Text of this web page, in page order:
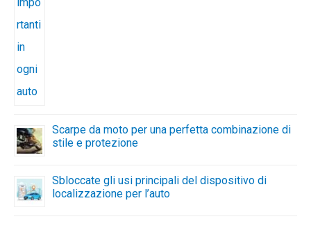
Scarpe da moto per una perfetta combinazione di
stile e protezione
Sbloccate gli usi principali del dispositivo di
localizzazione per l’auto